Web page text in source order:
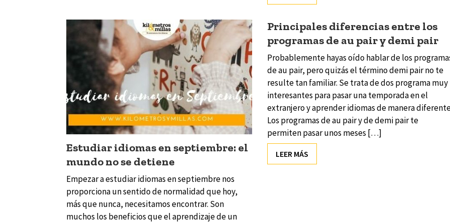
Estudiar idiomas en septiembre: el
mundo no se detiene
Empezar a estudiar idiomas en septiembre nos
proporciona un sentido de normalidad que hoy,
más que nunca, necesitamos encontrar. Son
muchos los beneficios que el aprendizaje de un
Principales diferencias entre los
programas de au pair y demi pair
Probablemente hayas oído hablar de los
de au pair, pero quizás el término demi pair no te
resulte tan familiar. Se trata de dos programa muy
interesantes para pasar una temporada en el
extranjero y aprender idiomas de manera
Los programas de au pair y de demi pair te
permiten pasar unos meses […]
LEER MÁS